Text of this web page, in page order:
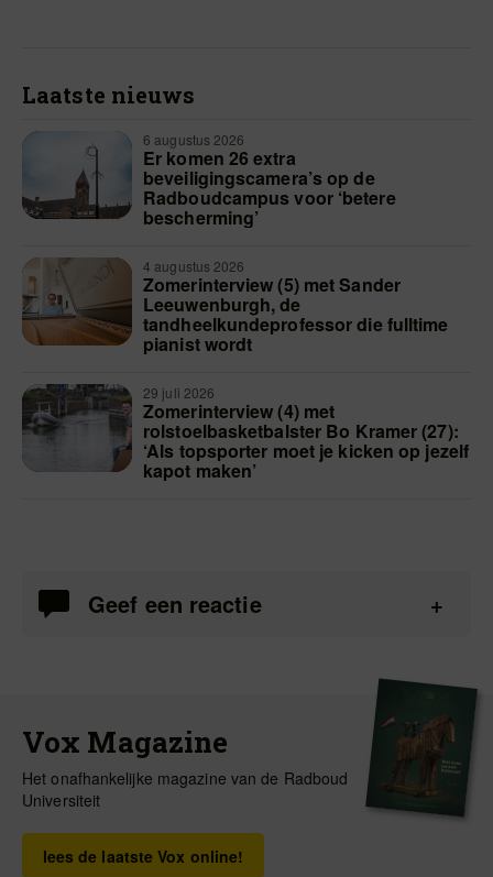
Laatste nieuws
6 augustus 2026
Er komen 26 extra
beveiligingscamera’s op de
Radboudcampus voor ‘betere
bescherming’
4 augustus 2026
Zomerinterview (5) met Sander
Leeuwenburgh, de
tandheelkundeprofessor die fulltime
pianist wordt
29 juli 2026
Zomerinterview (4) met
rolstoelbasketbalster Bo Kramer (27):
‘Als topsporter moet je kicken op jezelf
kapot maken’
Geef een reactie
Vox Magazine
Het onafhankelijke magazine van de Radboud
Universiteit
lees de laatste Vox online!